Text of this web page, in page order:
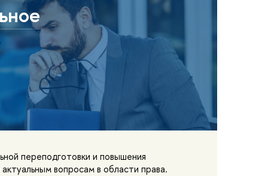
переподготовки и повышения
вопросам в области права.